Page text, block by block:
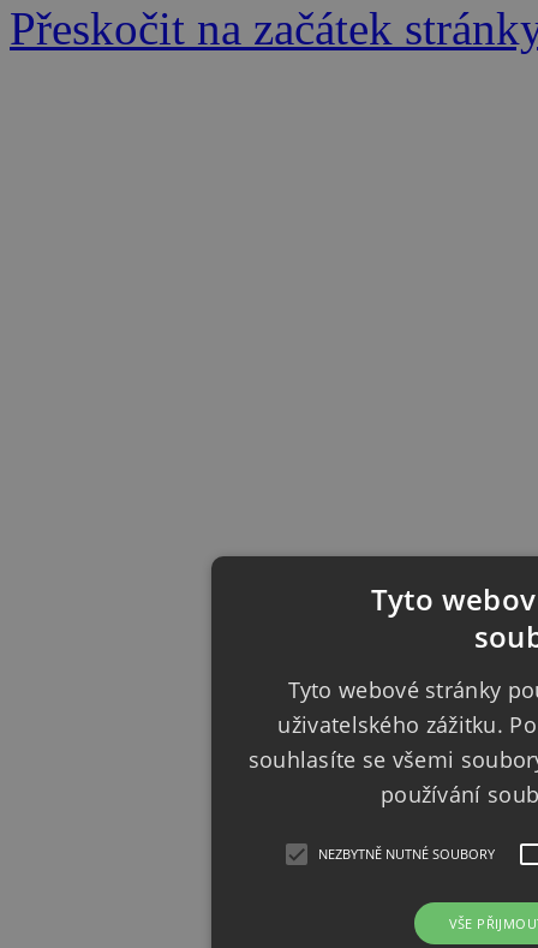
Přeskočit na začátek
Tyto
Tyto webové stránky
uživatelského zážitku.
souhlasíte se všemi
používání
NEZBYTNĚ NUTNÉ SOUBORY
VŠE